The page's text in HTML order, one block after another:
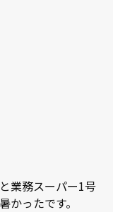
業務スーパー1号
ったです。